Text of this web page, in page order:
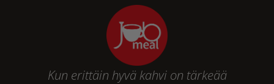
Kun erittäin hyvä kahvi on tärkeää